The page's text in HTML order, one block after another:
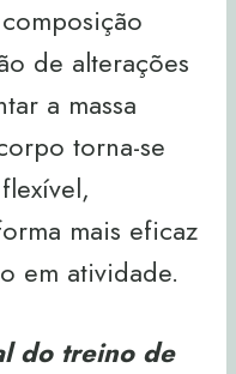
de alterações
a massa
torna-se
mais eficaz
em atividade.
do treino de